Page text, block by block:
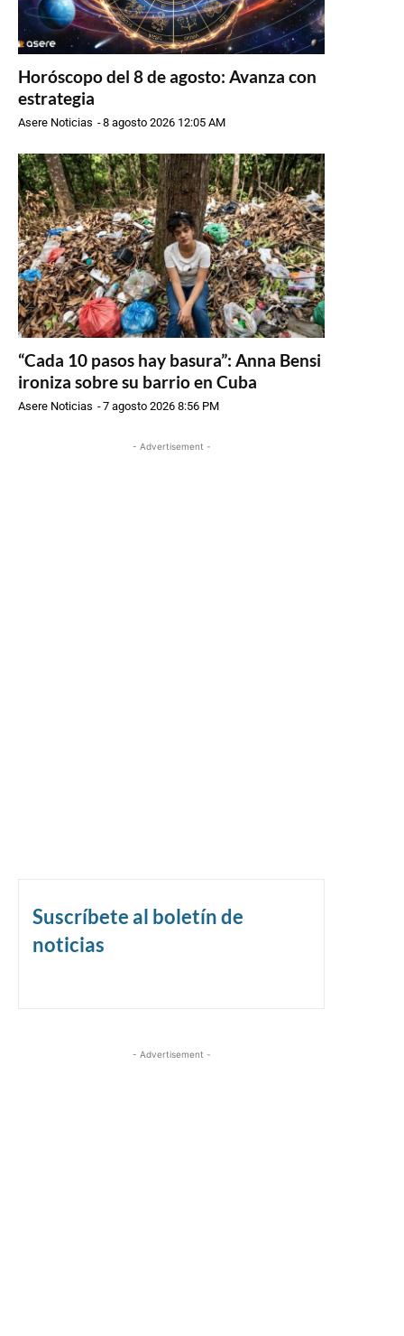
Horóscopo del 8 de agosto: Avanza con
estrategia
Asere Noticias -8 agosto 2026 12:05 AM
“Cada 10 pasos hay basura”: Anna Bensi
ironiza sobre su barrio en Cuba
Asere Noticias -7 agosto 2026 8:56 PM
- Advertisement -
Suscríbete al boletín de
noticias
- Advertisement -